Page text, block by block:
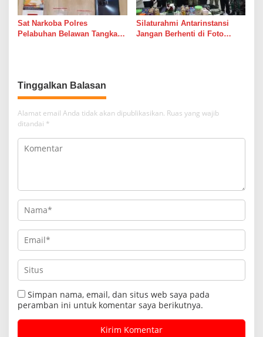
Sat Narkoba Polres
Pelabuhan Belawan Tangkap
Silaturahmi Antarinstansi
Jangan Berhenti di Foto
Tinggalkan Balasan
Alamat email Anda tidak akan dipublikasikan. Ruas yang wajib
ditandai *
Simpan nama, email, dan situs web saya pada
peramban ini untuk komentar saya berikutnya.